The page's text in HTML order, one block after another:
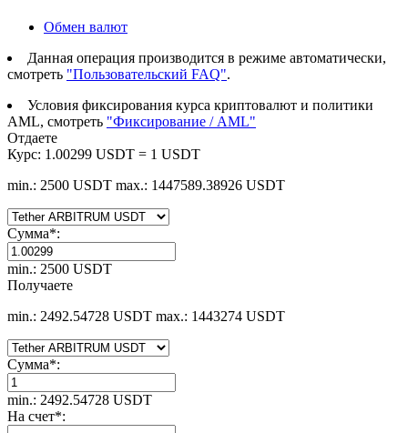
Обмен валют
Данная операция производится в режиме автоматически,
смотреть "Пользовательский FAQ".
Условия фиксирования курса криптовалют и политики
AML, смотреть "Фиксирование / AML"
Отдаете
Курс: 1.00299 USDT = 1 USDT
min.: 2500 USDT max.: 1447589.38926 USDT
Сумма*:
min.: 2500 USDT
Получаете
min.: 2492.54728 USDT max.: 1443274 USDT
Сумма*:
min.: 2492.54728 USDT
На счет*: